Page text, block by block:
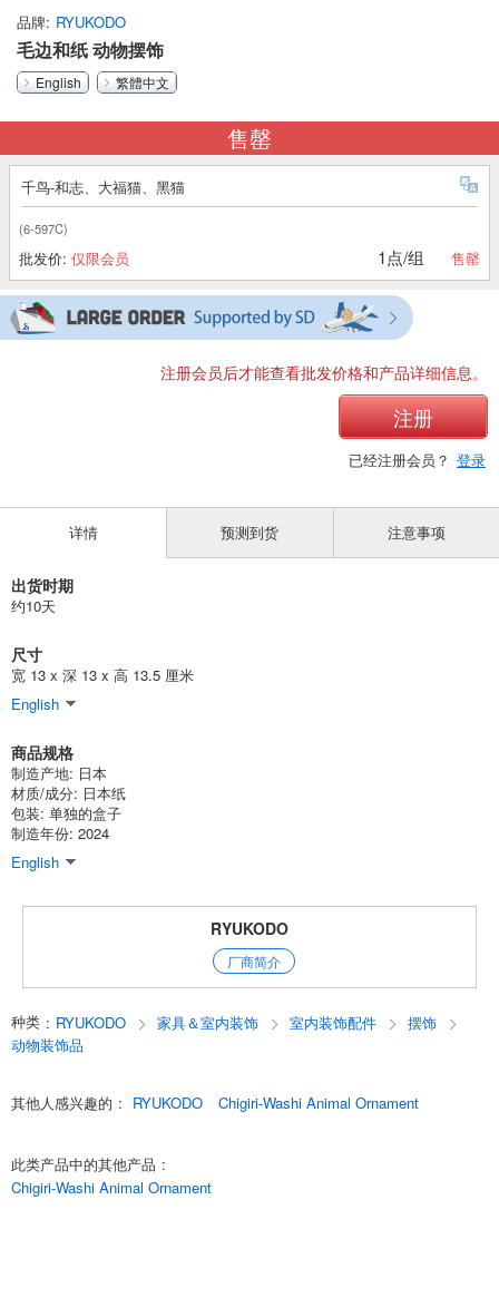
品牌 RYUKODO
毛边和纸 动物摆饰
English 繁體中文
售罄
千鸟-和志、大福猫、黑猫
(6-597C)
批发价: 仅限会员 1点/组 售罄
注册会员后才能查看批发价格和产品详细信息。
注册
已经注册会员？ 登录
详情
出货时期
约10天
尺寸
宽 13 x 深 13 x 高 13.5 厘米
English
商品规格
制造产地: 日本
材质/成分: 日本纸
包装: 单独的盒子
制造年份: 2024
English
预测到货 注意事项
RYUKODO
厂商简介
种类 : RYUKODO 家具＆室内装饰 室内装饰配件
摆饰
动物装饰品
其他人感兴趣的 : RYUKODO Chigiri-Washi Animal Ornament
此类产品中的其他产品 :
Chigiri-Washi Animal Ornament